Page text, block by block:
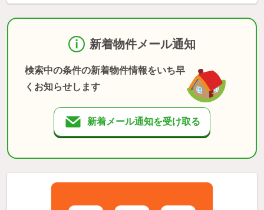
新着物件メール通知
検索中の条件の新着物件情報をいち早
くお知らせします
新着メール通知を受け取る